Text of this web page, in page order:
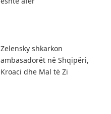
Zelensky shkarkon
ambasadorët në Shqipëri,
Kroaci dhe Mal të Zi